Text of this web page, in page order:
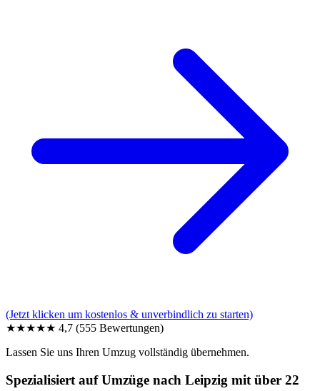
(Jetzt klicken um kostenlos & unverbindlich zu starten)
★★★★★ 4,7 (555 Bewertungen)
Lassen Sie uns Ihren Umzug vollständig übernehmen.
Spezialisiert auf Umzüge nach Leipzig mit über 22